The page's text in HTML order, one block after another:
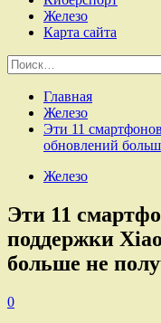
Железо
Карта сайта
Найти:
Главная
Железо
Эти 11
обновлений
Железо
Эти 11
поддержки
больше не
0